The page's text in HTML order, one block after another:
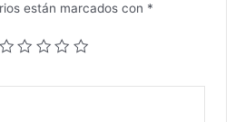
están marcados con *